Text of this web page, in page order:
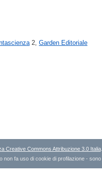
2, Garden Editoriale
Creative Commons Attribuzione 3.0 Italia
non fa uso di cookie di profilazione -